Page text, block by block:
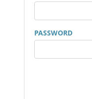
PASSWORD